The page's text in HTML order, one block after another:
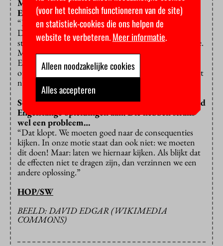
Maar ook Nederlandse studenten volgen
Engelstalige opleidingen.
“Dat klopt, maar dat geldt vooral voor de masterfase.
Die zijn veelal in het Engels omdat ze Nederlandse
studenten voorbereiden op een internationale carrière.
Maar veel Engelstalige bachelors – uitzonderingen als
Engelse taal en letterkunde daargelaten – richten zich
op internationale studenten. Die moeten dan ook met
name door hen worden betaald.”
Sommige universiteiten bieden vrijwel uitsluitend
Engelstalige opleidingen aan. Die hebben straks
wel een probleem…
“Dat klopt. We moeten goed naar de consequenties
kijken. In onze motie staat dan ook niet: we moeten
dit doen! Maar: laten we hiernaar kijken. Als blijkt dat
de effecten niet te dragen zijn, dan verzinnen we een
andere oplossing.”
HOP/SW
BEELD: DAVID EDGAR (WIKIMEDIA
COMMONS)
(voor het technisch functioneren van de site)
en statistiek-cookies die ons helpen de
website te verbeteren.Meer informatie.
Alleen noodzakelijke cookies
Alles accepteren